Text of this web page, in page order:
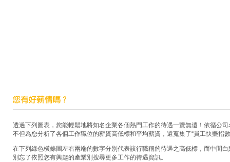
透過下列圖表，您能輕鬆地將知名企業各個熱門工作的待遇一覽無遺！依循公
不但為您分析了各個工作職位的薪資高低標和平均薪資，還蒐集了“員工快樂指
在下列綠色橫條圖左右兩端的數字分別代表該行職稱的待遇之高低標，而中間
別忘了依照您有興趣的產業別搜尋更多工作的待遇資訊。